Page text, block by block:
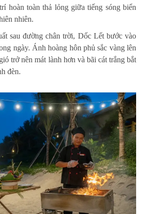
hoàn toàn thả lỏng giữa tiếng sóng biển
nhiên.
sau đường chân trời, Dốc Lết bước vào
ngày. Ánh hoàng hôn phủ sắc vàng lên
trở nên mát lành hơn và bãi cát trắng bắt
đèn.